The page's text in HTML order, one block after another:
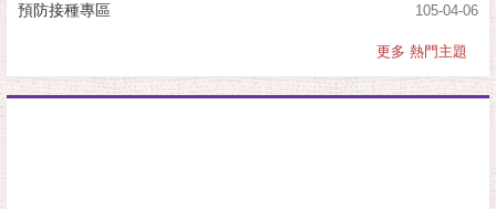
105-04-06
預防接種專區
更多 熱門主題